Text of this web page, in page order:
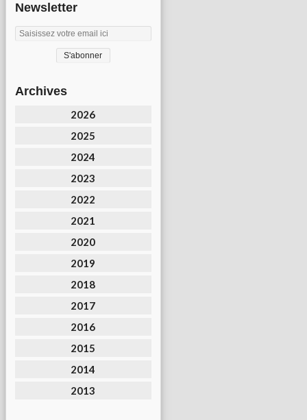
Newsletter
Archives
2026
2025
2024
2023
2022
2021
2020
2019
2018
2017
2016
2015
2014
2013